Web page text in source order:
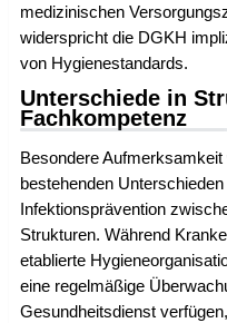
medizinischen
widerspricht die DGKH
von Hygienestandards.
Unterschiede in
Fachkompetenz
Besondere
bestehenden
Infektionsprävention
Strukturen. Während
etablierte
eine regelmäßige
Gesundheitsdienst